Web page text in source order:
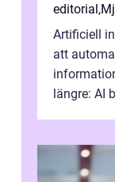
editorial,
Artificiell
att
längre: AI